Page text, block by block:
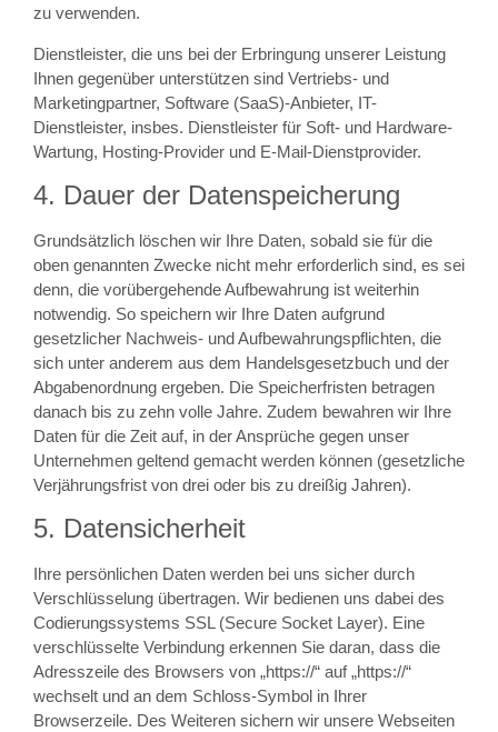
zu verwenden.
Dienstleister, die uns bei der Erbringung unserer Leistung
Ihnen gegenüber unterstützen sind Vertriebs- und
Marketingpartner, Software (SaaS)-Anbieter, IT-
Dienstleister, insbes. Dienstleister für Soft- und Hardware-
Wartung, Hosting-Provider und E-Mail-Dienstprovider.
4. Dauer der Datenspeicherung
Grundsätzlich löschen wir Ihre Daten, sobald sie für die
oben genannten Zwecke nicht mehr erforderlich sind, es sei
denn, die vorübergehende Aufbewahrung ist weiterhin
notwendig. So speichern wir Ihre Daten aufgrund
gesetzlicher Nachweis- und Aufbewahrungspflichten, die
sich unter anderem aus dem Handelsgesetzbuch und der
Abgabenordnung ergeben. Die Speicherfristen betragen
danach bis zu zehn volle Jahre. Zudem bewahren wir Ihre
Daten für die Zeit auf, in der Ansprüche gegen unser
Unternehmen geltend gemacht werden können (gesetzliche
Verjährungsfrist von drei oder bis zu dreißig Jahren).
5. Datensicherheit
Ihre persönlichen Daten werden bei uns sicher durch
Verschlüsselung übertragen. Wir bedienen uns dabei des
Codierungssystems SSL (Secure Socket Layer). Eine
verschlüsselte Verbindung erkennen Sie daran, dass die
Adresszeile des Browsers von „https://“ auf „https://“
wechselt und an dem Schloss-Symbol in Ihrer
Browserzeile. Des Weiteren sichern wir unsere Webseiten